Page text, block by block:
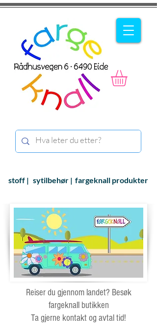
stoff | sytilbehør | fargeknall produkter
Reiser du gjennom landet? Besøk
fargeknall butikken
Ta gjerne kontakt og avtal tid!